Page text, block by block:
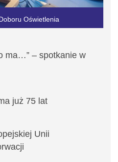
Oświetlenia
ma…” – spotkanie w
już 75 lat
Unii